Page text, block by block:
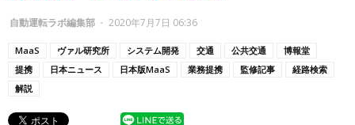
自動運転ラボ編集部 - 2020年7月7日 06:36
MaaS ヴァル研究所 システム開発 交通 公共交通
博報堂
提携
日本ニュース 日本版MaaS 業務提携 監修記事
経路検索
解説